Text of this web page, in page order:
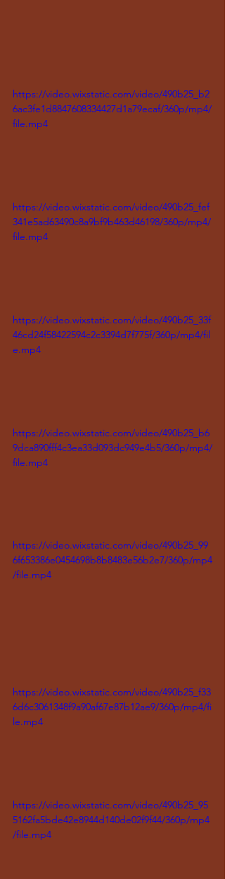
https://video.wixstatic.com/video/490b25_b2
6ac3fe1d8847608334427d1a79ecaf/360p/mp4/
file.mp4
https://video.wixstatic.com/video/490b25_fef
341e5ad63490c8a9bf9b463d46198/360p/mp4/
file.mp4
https://video.wixstatic.com/video/490b25_33f
46cd24f58422594c2c3394d7f775f/360p/mp4/fil
e.mp4
https://video.wixstatic.com/video/490b25_b6
9dca890fff4c3ea33d093dc949e4b5/360p/mp4/
file.mp4
https://video.wixstatic.com/video/490b25_99
6f653386e0454698b8b8483e56b2e7/360p/mp4
/file.mp4
https://video.wixstatic.com/video/490b25_f33
6d6c3061348f9a90af67e87b12ae9/360p/mp4/fi
le.mp4
https://video.wixstatic.com/video/490b25_95
5162fa5bde42e8944d140de02f9f44/360p/mp4
/file.mp4